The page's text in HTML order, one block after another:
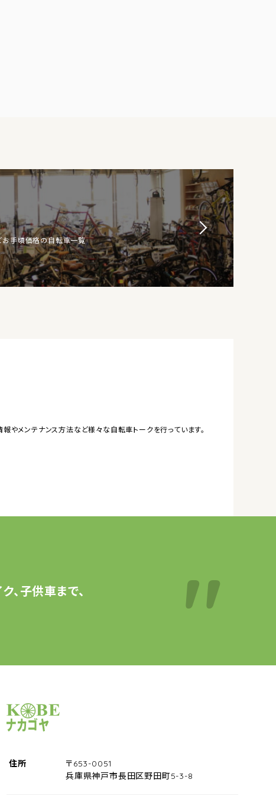
お手頃価格の自転車一覧
やメンテナンス方法など様々な自転車トークを行っています。
、子供車まで、
サイクルショップナカゴヤ
住所
〒653-0051
兵庫県神戸市長田区野田町5-3-8